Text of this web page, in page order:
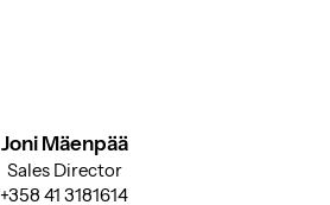
Joni Mäenpää
Sales Director
+358 41 3181614